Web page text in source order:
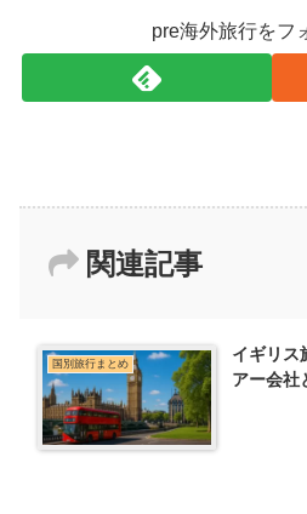
pre海外旅行をフ
関連記事
国別旅行まとめ
イギリス
アー会社